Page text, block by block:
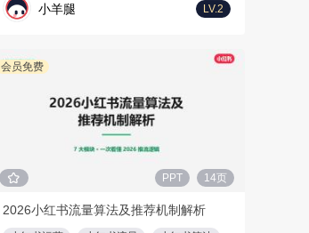
小羊腿 LV.2
会员免费
PPT 14页
2026小红书流量算法及推荐机制解析